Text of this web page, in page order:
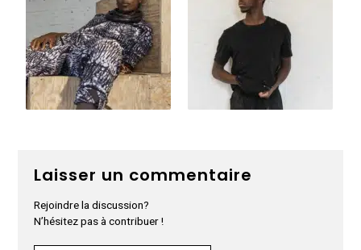
Laisser un commentaire
Rejoindre la discussion?
N’hésitez pas à contribuer !